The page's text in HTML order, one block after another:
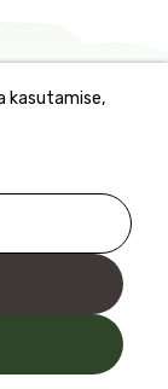
kasutamise,